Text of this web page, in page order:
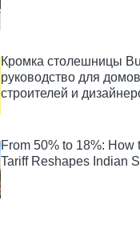
Кромка столешницы
руководство для
строителей и
From 50% to 18%: How
Tariff Reshapes Indian